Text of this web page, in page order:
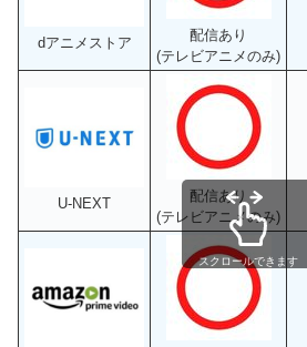
dアニメストア
配信あり
(テレビアニメのみ)
U-NEXT
配信あり
(テレビアニメのみ)
スクロールできます